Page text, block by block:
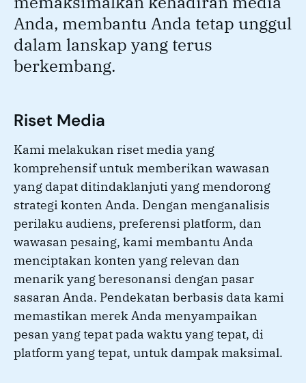
Anda, membantu Anda tetap unggul
dalam lanskap yang terus
berkembang.
Riset Media
Kami melakukan riset media yang
komprehensif untuk memberikan wawasan
yang dapat ditindaklanjuti yang mendorong
strategi konten Anda. Dengan menganalisis
perilaku audiens, preferensi platform, dan
wawasan pesaing, kami membantu Anda
menciptakan konten yang relevan dan
menarik yang beresonansi dengan pasar
sasaran Anda. Pendekatan berbasis data kami
memastikan merek Anda menyampaikan
pesan yang tepat pada waktu yang tepat, di
platform yang tepat, untuk dampak maksimal.